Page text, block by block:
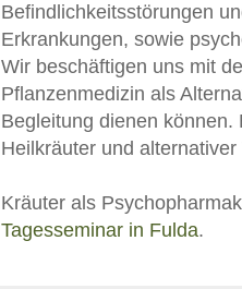
Befindlichkeitsstörungen
Erkrankungen, sowie
Wir beschäftigen uns mit
Pflanzenmedizin als
Begleitung dienen
Heilkräuter und
Kräuter als
Tagesseminar in Fulda.